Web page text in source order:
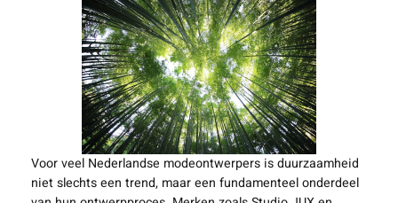
Voor veel Nederlandse modeontwerpers is duurzaamheid
niet slechts een trend, maar een fundamenteel onderdeel